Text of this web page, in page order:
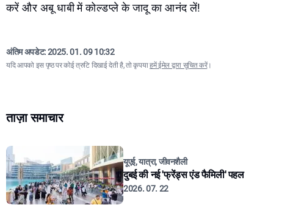
करें और अबू धाबी में कोल्डप्ले के जादू का आनंद लें!
अंतिम अपडेट:2025. 01. 09 10:32
यदि आपको इस पृष्ठ पर कोई त्रुटि दिखाई देती है, तो कृपयाहमें ईमेल द्वारा सूचित करें।
ताज़ा समाचार
यूएई, यात्रा, जीवनशैली
दुबई की नई 'फ्रेंड्स एंड फैमिली' पहल
2026. 07. 22